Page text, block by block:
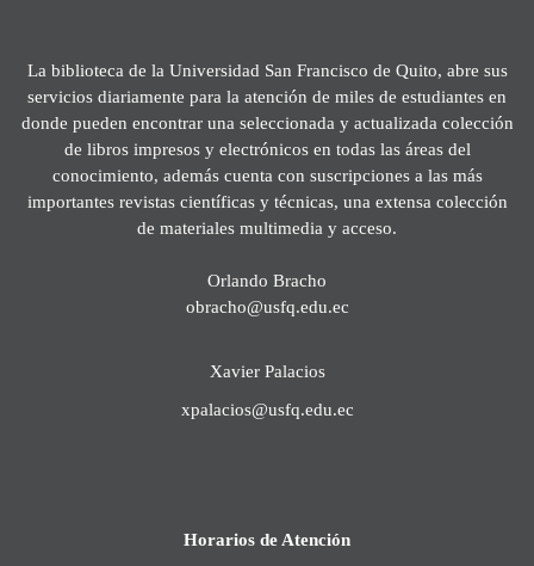
La biblioteca de la Universidad San Francisco de Quito, abre sus
servicios diariamente para la atención de miles de estudiantes en
donde pueden encontrar una seleccionada y actualizada colección
de libros impresos y electrónicos en todas las áreas del
conocimiento, además cuenta con suscripciones a las más
importantes revistas científicas y técnicas, una extensa colección
de materiales multimedia y acceso.
Orlando Bracho
obracho@usfq.edu.ec
Xavier Palacios
xpalacios@usfq.edu.ec
Horarios de Atención